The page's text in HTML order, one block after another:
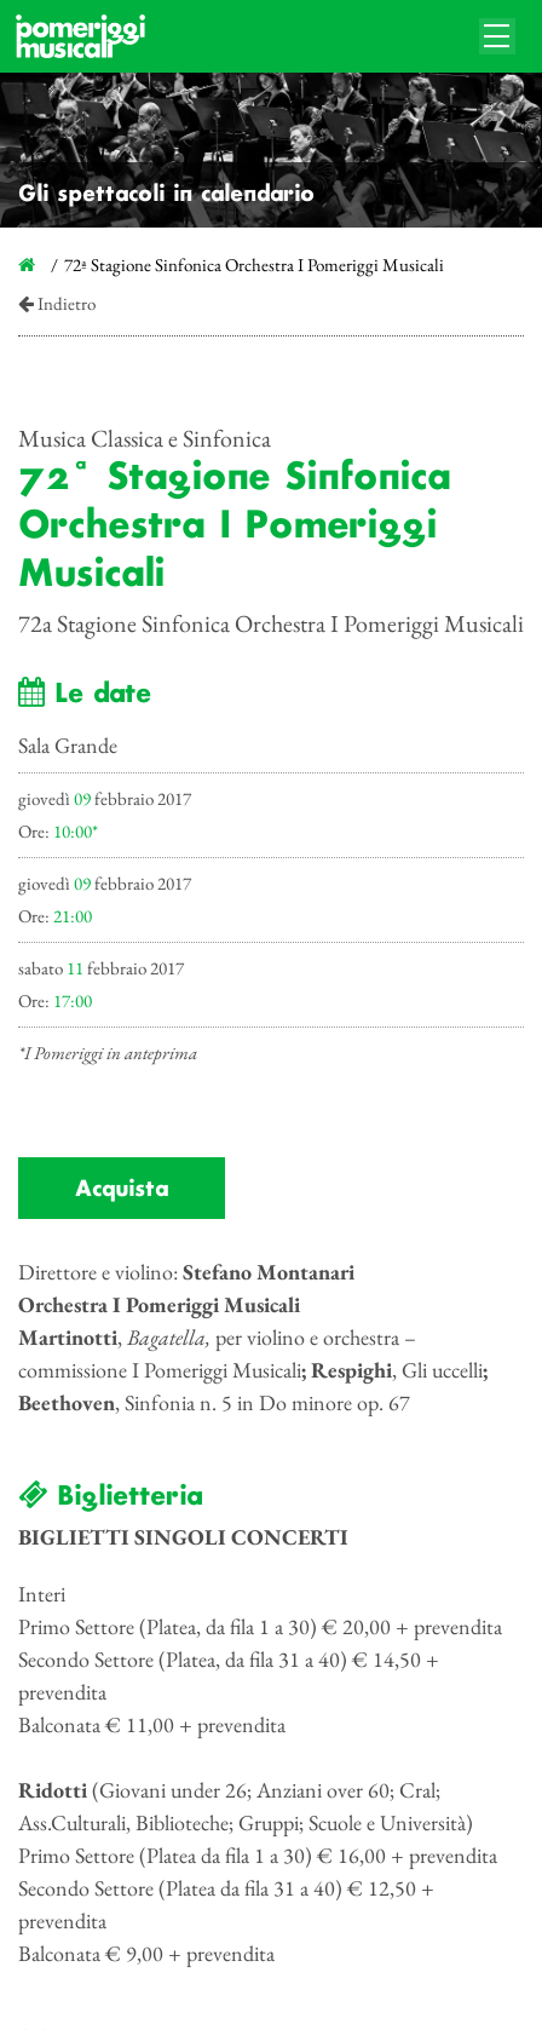
Gli spettacoli in calendario
72ª Stagione Sinfonica Orchestra I Pomeriggi Musicali
Indietro
Musica Classica e Sinfonica
72ª Stagione Sinfonica
Orchestra I Pomeriggi
Musicali
72a Stagione Sinfonica Orchestra I Pomeriggi Musicali
Le date
Sala Grande
giovedì 09febbraio 2017
Ore: 10:00*
giovedì 09febbraio 2017
Ore: 21:00
sabato 11 febbraio 2017
Ore: 17:00
*I Pomeriggi in anteprima
Acquista
Direttore e violino:Stefano Montanari
Orchestra I Pomeriggi Musicali
Martinotti,Bagatella, per violino e orchestra –
commissione I Pomeriggi Musicali; Respighi, Gli uccelli;
Beethoven, Sinfonia n. 5 in Do minore op. 67
Biglietteria
BIGLIETTI SINGOLI CONCERTI
Interi
Primo Settore (Platea, da fila 1 a 30) € 20,00 + prevendita
Secondo Settore (Platea, da fila 31 a 40) € 14,50 +
prevendita
Balconata € 11,00 + prevendita
Ridotti(Giovani under 26; Anziani over 60; Cral;
Ass.Culturali, Biblioteche; Gruppi; Scuole e Università)
Primo Settore (Platea da fila 1 a 30) € 16,00 + prevendita
Secondo Settore (Platea da fila 31 a 40) € 12,50 +
prevendita
Balconata € 9,00 + prevendita